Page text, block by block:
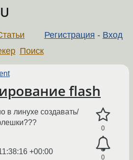
Регистрация - Вход
Поиск
flash
0
0
в линухе создавать/
+00:00